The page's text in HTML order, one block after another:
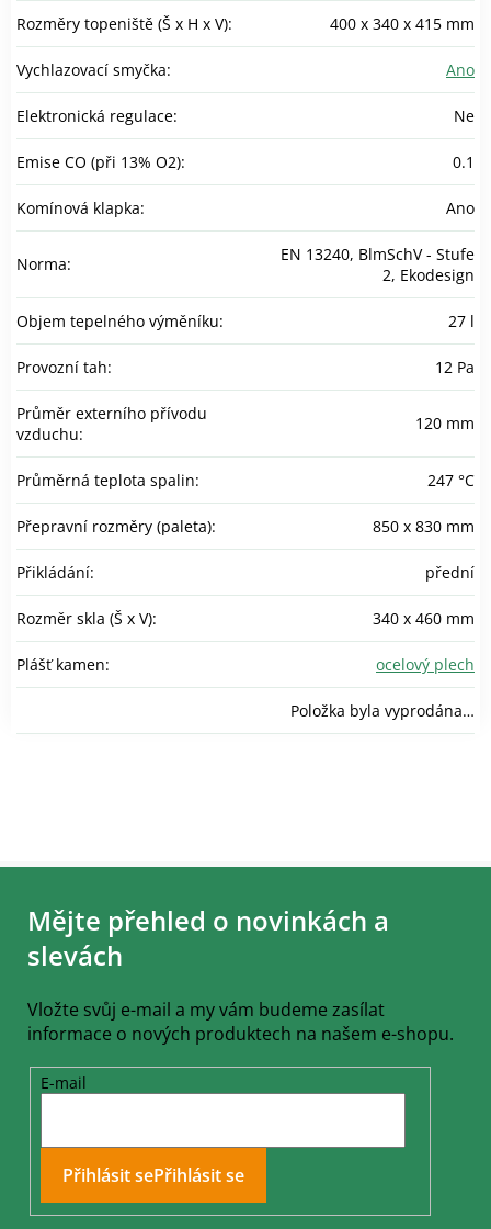
Rozměry topeniště (Š x H x V): 400 x 340 x 415 mm
Vychlazovací smyčka: Ano
Elektronická regulace: Ne
Emise CO (při 13% O2): 0.1
Komínová klapka: Ano
Norma:
EN 13240, BlmSchV - Stufe
2, Ekodesign
Objem tepelného výměníku: 27 l
Provozní tah: 12 Pa
Průměr externího přívodu
vzduchu:
120 mm
Průměrná teplota spalin: 247 °C
Přepravní rozměry (paleta): 850 x 830 mm
Přikládání: přední
Rozměr skla (Š x V): 340 x 460 mm
Plášť kamen: ocelový plech
Položka byla vyprodána…
Z
Mějte přehled o novinkách a
slevách
Vložte svůj e-mail a my vám budeme zasílat
informace o nových produktech na našem e-shopu.
E-mail
Přihlásit se